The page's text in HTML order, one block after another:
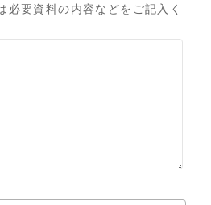
要資料の内容などをご記入く